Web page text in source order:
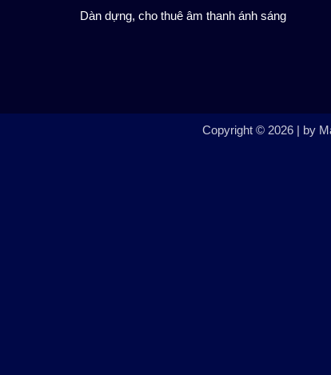
Dàn dựng, cho thuê âm thanh ánh sáng
Copyright © 2026 | by